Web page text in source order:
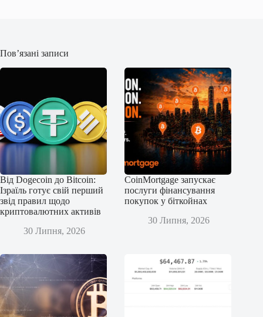
Пов’язані записи
Від Dogecoin до Bitcoin:
Ізраїль готує свій перший
звід правил щодо
криптовалютних активів
30 Липня, 2026
CoinMortgage запускає
послуги фінансування
покупок у біткойнах
30 Липня, 2026